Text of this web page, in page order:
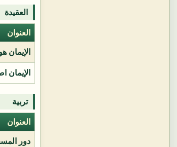
العقيدة
العنوان
الإيمان
الإيمان
تربية
العنوان
دور